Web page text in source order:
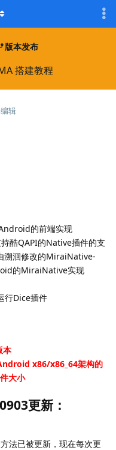
版本发布
搭建教程
辑
的前端实现
酷QAPI的Native插件的支
溯洄修改的MiraiNative-
的MiraiNative实现
行Dice插件
本
x86/x86_64架构的
大小
更新：
法已被更新，现在每次更